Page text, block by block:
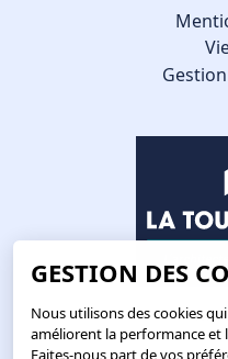
GESTION DES
Nous utilisons des cookies
améliorent la performance et
Faites-nous part de vos